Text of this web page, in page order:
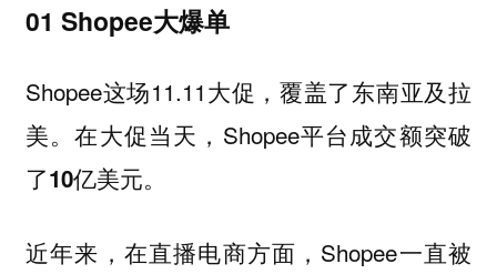
01 Shopee大爆单
Shopee这场11.11大促，覆盖了东南亚及拉
美。在大促当天，Shopee平台成交额突破
了10亿美元。
近年来，在直播电商方面，Shopee一直被